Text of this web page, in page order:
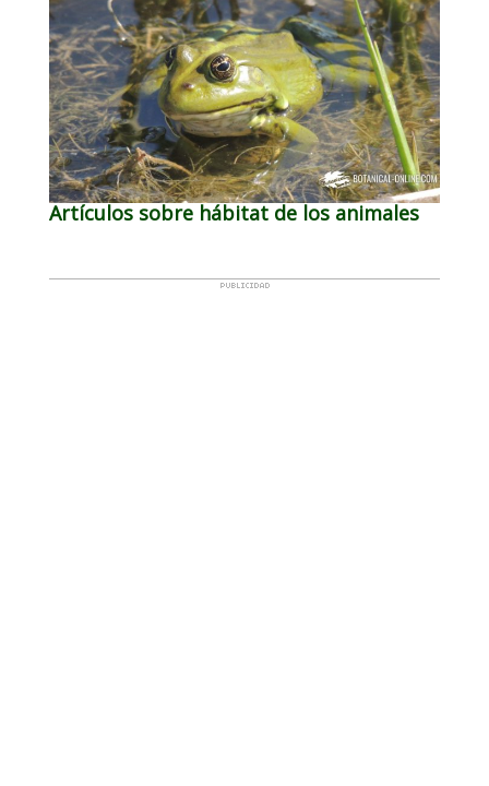
Artículos sobre hábitat de los animales